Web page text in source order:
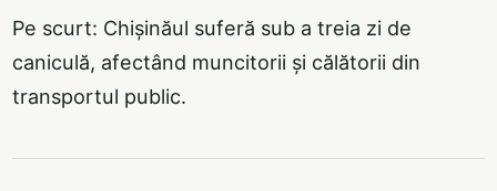
Pe scurt: Chișinăul suferă sub a treia zi de
caniculă, afectând muncitorii și călătorii din
transportul public.